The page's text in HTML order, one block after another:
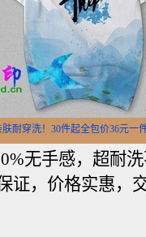
耐穿洗！30件起全包价36元一
无手感，超耐
证，价格实惠，